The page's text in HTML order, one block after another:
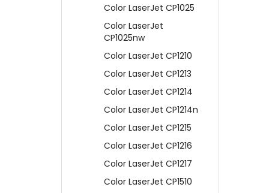
Color LaserJet CP1025
Color LaserJet
CP1025nw
Color LaserJet CP1210
Color LaserJet CP1213
Color LaserJet CP1214
Color LaserJet CP1214n
Color LaserJet CP1215
Color LaserJet CP1216
Color LaserJet CP1217
Color LaserJet CP1510